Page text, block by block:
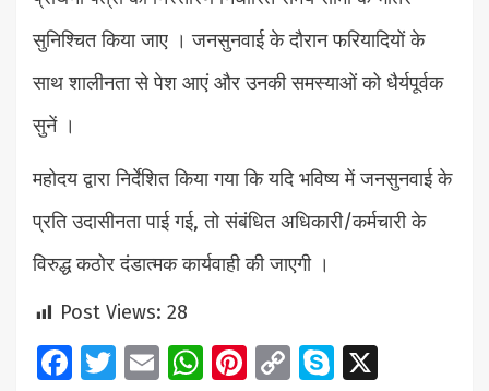
सुनिश्चित किया जाए । जनसुनवाई के दौरान फरियादियों के
साथ शालीनता से पेश आएं और उनकी समस्याओं को धैर्यपूर्वक
सुनें ।
महोदय द्वारा निर्देशित किया गया कि यदि भविष्य में जनसुनवाई के
प्रति उदासीनता पाई गई, तो संबंधित अधिकारी/कर्मचारी के
विरुद्ध कठोर दंडात्मक कार्यवाही की जाएगी ।
Post Views: 28
Facebook
Twitter
EmailWhatsApp
Pinterest
CopySkype